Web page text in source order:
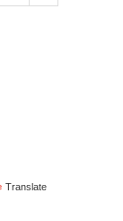
Translate